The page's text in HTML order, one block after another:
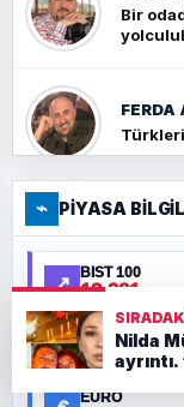
Bir
FERDA
Ankara
Hilâl
⌁ PIYASA
↗ BIST 100
13.981
-1,90%
EURO
Nilda